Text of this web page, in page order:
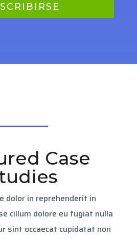
Case
dolor in reprehenderit in
cillum dolore eu fugiat nulla
sint occaecat cupidatat non